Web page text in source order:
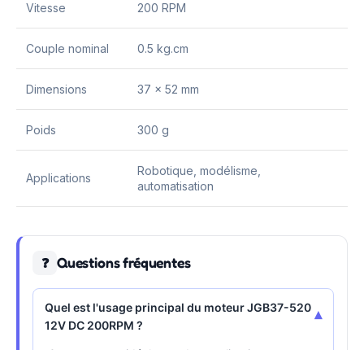
Vitesse 200 RPM
Couple nominal 0.5 kg.cm
Dimensions 37 x 52 mm
Poids 300 g
Applications
Robotique, modélisme,
automatisation
❓ Questions fréquentes
Quel est l'usage principal du moteur JGB37-520
12V DC 200RPM ?
▾